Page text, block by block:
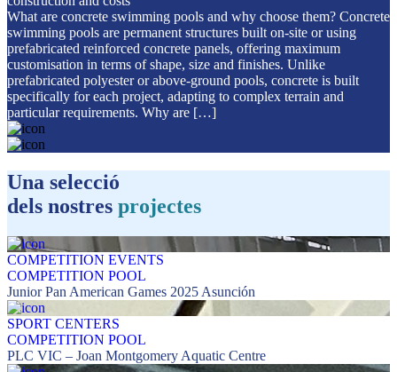
What are concrete swimming pools and why choose them? Concrete
swimming pools are permanent structures built on-site or using
prefabricated reinforced concrete panels, offering maximum
customisation in terms of shape, size and finishes. Unlike
prefabricated polyester or above-ground pools, concrete is built
specifically for each project, adapting to complex terrain and
particular requirements. Why are […]
Una selecció
dels nostres projectes
COMPETITION EVENTS
COMPETITION POOL
Junior Pan American Games 2025 Asunción
SPORT CENTERS
COMPETITION POOL
PLC VIC – Joan Montgomery Aquatic Centre